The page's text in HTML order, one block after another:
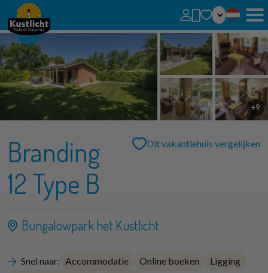
Geen favorieten
U kunt zoekopdrachten, parken en huizen toevoegen aan uw favorieten door op het
te klikken.
Favoriete huizen kunt u vergelijken.
+9
Dit vakantiehuis vergelijken
Branding
12 Type B
Bungalowpark het Kustlicht
Snel naar: Accommodatie Online boeken
Ligging